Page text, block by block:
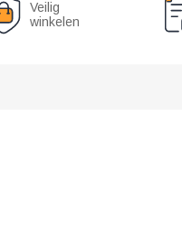
Veilig
winkelen